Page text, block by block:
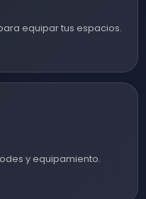
equipar tus espacios.
y equipamiento.